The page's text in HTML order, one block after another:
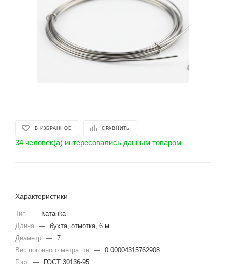
В ИЗБРАННОЕ СРАВНИТЬ
34 человек(а) интересовались данным товаром
Характеристики
Тип —
Катанка
Длина — бухта, отмотка, 6 м
Диаметр — 7
Вес погонного метра. тн — 0.00004315762908
Гост —
ГОСТ 30136-95